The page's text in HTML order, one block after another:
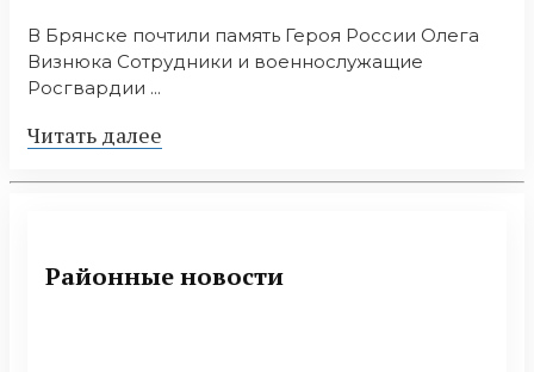
В Брянске почтили память Героя России Олега
Визнюка Сотрудники и военнослужащие
Росгвардии ...
Читать далее
Районные новости